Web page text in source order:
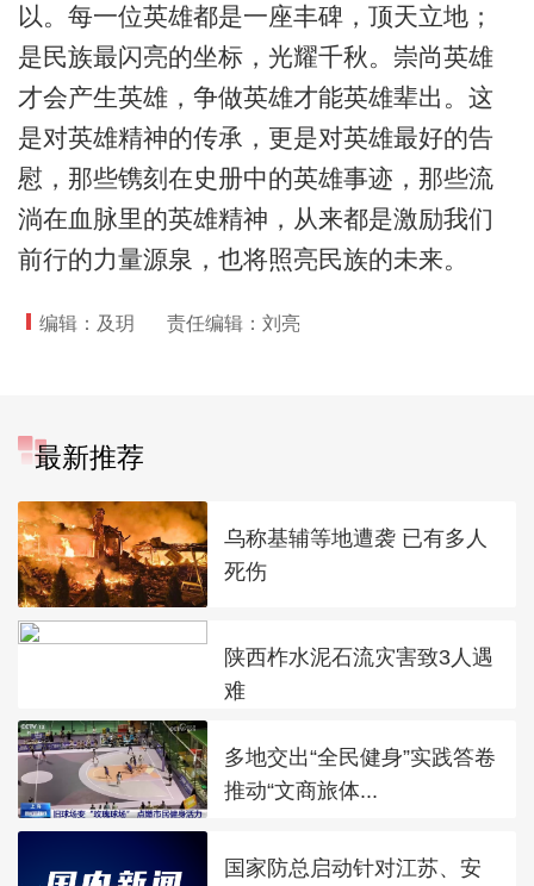
以。每一位英雄都是一座丰碑，顶天立地；
是民族最闪亮的坐标，光耀千秋。崇尚英雄
才会产生英雄，争做英雄才能英雄辈出。这
是对英雄精神的传承，更是对英雄最好的告
慰，那些镌刻在史册中的英雄事迹，那些流
淌在血脉里的英雄精神，从来都是激励我们
前行的力量源泉，也将照亮民族的未来。
编辑：及玥 责任编辑：刘亮
最新推荐
乌称基辅等地遭袭 已有多人
死伤
陕西柞水泥石流灾害致3人遇
难
多地交出“全民健身”实践答卷
推动“文商旅体...
国家防总启动针对江苏、安